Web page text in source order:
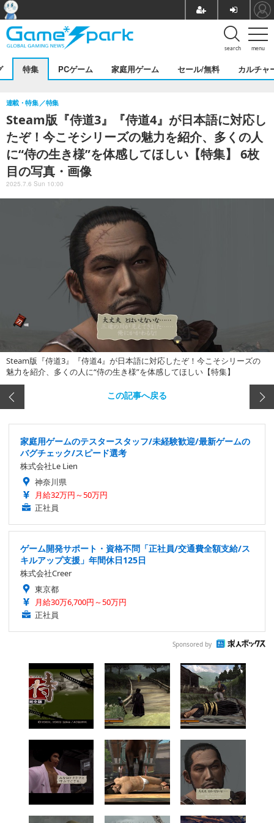
menu
search
特集 PCゲーム 家庭用ゲーム セール/無料 カルチャ
Steam版『侍道3』『侍道4』が日本語に対応し
たぞ！今こそシリーズの魅力を紹介、多くの人
に“侍の生き様”を体感してほしい【特集】 6枚
目の写真・画像
連載・特集 特集
2025.7.6 Sun 10:00
Steam版『侍道3』『侍道4』が日本語に対応したぞ！今こそシリーズの
魅力を紹介、多くの人に“侍の生き様”を体感してほしい【特集】
この記事へ戻る
家庭用ゲームのテスタースタッフ/未経験歓迎/最新ゲームの
バグチェック/スピード選考
株式会社Le Lien
神奈川県
月給32万円～50万円
正社員
ゲーム開発サポート・資格不問「正社員/交通費全額支給/ス
キルアップ支援」年間休日125日
株式会社Creer
東京都
月給30万6,700円～50万円
正社員
Sponsored by